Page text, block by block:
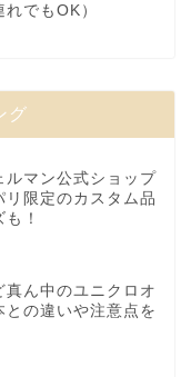
でもOK）
グ
ルマン公式ショップ
リ限定のカスタム品
！
真ん中のユニクロオ
の違いや注意点を